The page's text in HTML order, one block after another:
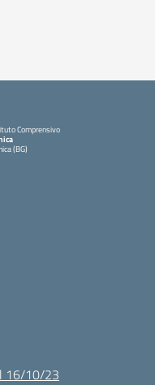
Comprensivo
(BG)
16/10/23